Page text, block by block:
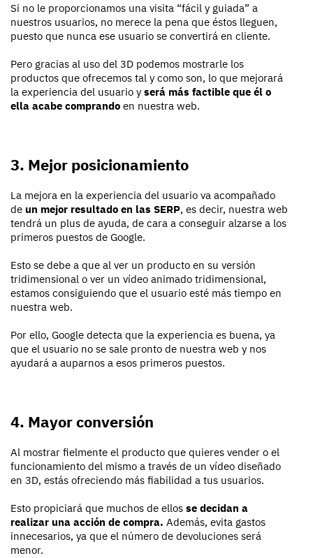
Si no le proporcionamos una visita “fácil y guiada” a
nuestros usuarios, no merece la pena que éstos lleguen,
puesto que nunca ese usuario se convertirá en cliente.
Pero gracias al uso del 3D podemos mostrarle los
productos que ofrecemos tal y como son, lo que mejorará
la experiencia del usuario y será más factible que él o
ella acabe comprando en nuestra web.
3. Mejor posicionamiento
La mejora en la experiencia del usuario va acompañado
de un mejor resultado en las SERP, es decir, nuestra web
tendrá un plus de ayuda, de cara a conseguir alzarse a los
primeros puestos de Google.
Esto se debe a que al ver un producto en su versión
tridimensional o ver un vídeo animado tridimensional,
estamos consiguiendo que el usuario esté más tiempo en
nuestra web.
Por ello, Google detecta que la experiencia es buena, ya
que el usuario no se sale pronto de nuestra web y nos
ayudará a auparnos a esos primeros puestos.
4. Mayor conversión
Al mostrar fielmente el producto que quieres vender o el
funcionamiento del mismo a través de un vídeo diseñado
en 3D, estás ofreciendo más fiabilidad a tus usuarios.
Esto propiciará que muchos de ellos se decidan a
realizar una acción de compra. Además, evita gastos
innecesarios, ya que el número de devoluciones será
menor.